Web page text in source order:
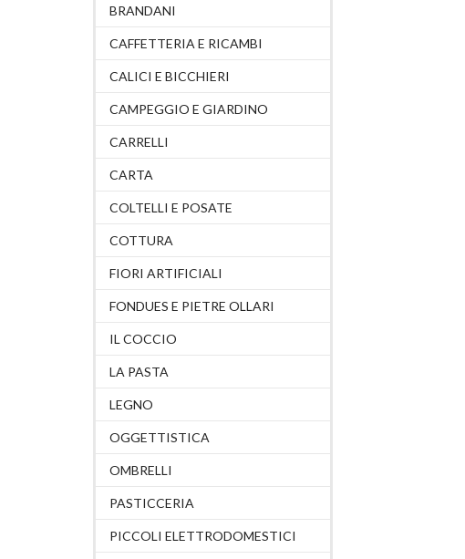
BRANDANI
CAFFETTERIA E RICAMBI
CALICI E BICCHIERI
CAMPEGGIO E GIARDINO
CARRELLI
CARTA
COLTELLI E POSATE
COTTURA
FIORI ARTIFICIALI
FONDUES E PIETRE OLLARI
IL COCCIO
LA PASTA
LEGNO
OGGETTISTICA
OMBRELLI
PASTICCERIA
PICCOLI ELETTRODOMESTICI